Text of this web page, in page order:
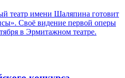
театр имени Шаляпина готовит
Своё видение первой оперы
в Эрмитажном театре.